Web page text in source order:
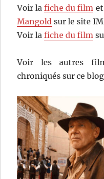
Voir lafiche du film
Mangold sur le site
Voir lafiche du film
Voir les autres
chroniqués sur ce